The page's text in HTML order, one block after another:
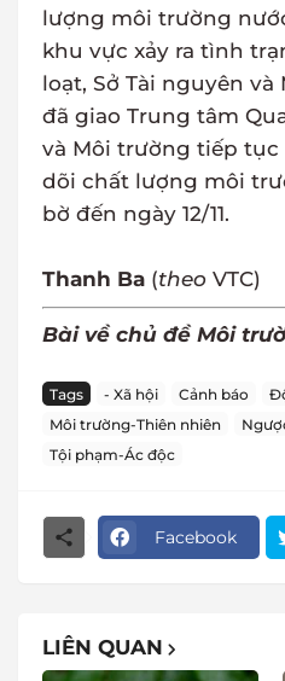
lượng môi trường
khu vực xảy ra tình
loạt, Sở Tài nguyên
đã giao Trung tâm
và Môi trường tiếp tục
dõi chất lượng môi
bờ đến ngày 12/11.
Thanh Ba (theo VTC)
Bài về chủ đề Môi
Tags - Xã hội Cảnh báo
Môi trường-Thiên nhiên
Tội phạm-Ác độc
Facebook
LIÊN QUAN